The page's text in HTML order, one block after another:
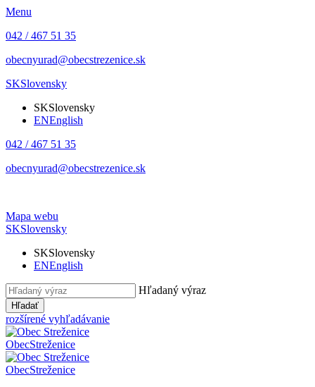
Menu
042 / 467 51 35
obecnyurad@obecstrezenice.sk
SKSlovensky
SKSlovensky
ENEnglish
042 / 467 51 35
obecnyurad@obecstrezenice.sk
Mapa webu
SKSlovensky
SKSlovensky
ENEnglish
Hľadaný výraz
Hľadať
rozšírené vyhľadávanie
ObecStreženice
ObecStreženice